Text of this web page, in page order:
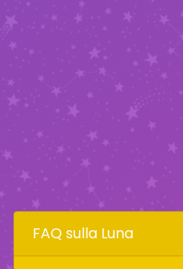
FAQ sulla Luna